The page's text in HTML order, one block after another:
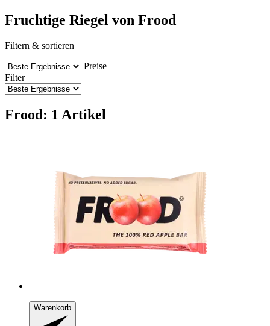
Fruchtige Riegel von Frood
Filtern & sortieren
Preise
Filter
Frood: 1 Artikel
Warenkorb